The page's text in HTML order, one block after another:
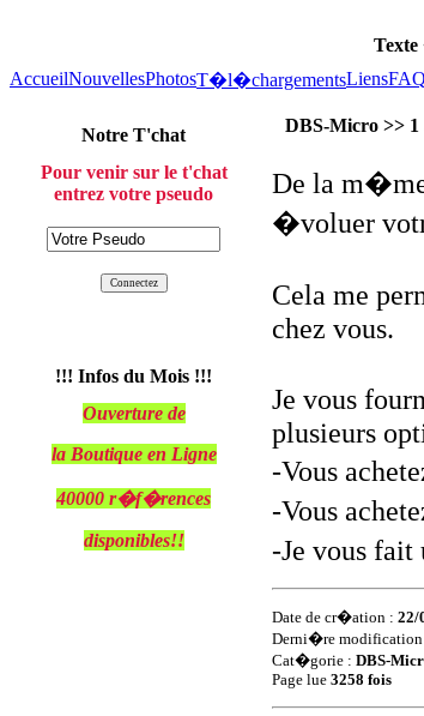
AccueilNouvellesPhotosT�l�chargementsLiensFAQ
Notre T'chat
Pour venir sur le t'chat
entrez votre pseudo
!!! Infos du Mois !!!
Ouverture de
la Boutique en Ligne
40000 r�f�rences
disponibles!!
DBS-Micro >> 1
De la
�voluer
Cela me
chez vous.
Je vous
plusieurs
-Vous
-Vous
-Je vous
Date de cr�ation : 22/
Derni�re modification
Cat�gorie : DBS-
Page lue 3258 fois